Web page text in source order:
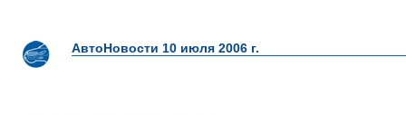
АвтоНовости 10 июля 2006 г.